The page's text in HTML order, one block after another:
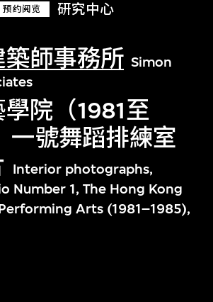
预约阅览 研究中心
築師事務所 Simon
院（1981至
一號舞蹈排練室
Interior photographs,
Number 1, The Hong Kong
Arts (1981–1985),